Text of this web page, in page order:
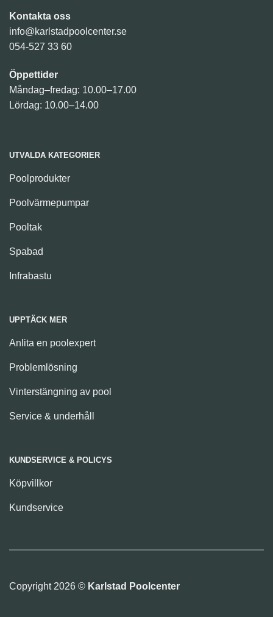
Kontakta oss
info@karlstadpoolcenter.se
054-527 33 60
Öppettider
Måndag–fredag: 10.00–17.00
Lördag: 10.00–14.00
UTVALDA KATEGORIER
Poolprodukter
Poolvärmepumpar
Pooltak
Spabad
Infrabastu
UPPTÄCK MER
Anlita en poolexpert
Problemlösning
Vinterstängning av pool
Service & underhåll
KUNDSERVICE & POLICYS
Köpvillkor
Kundservice
Copyright 2026 © Karlstad Poolcenter